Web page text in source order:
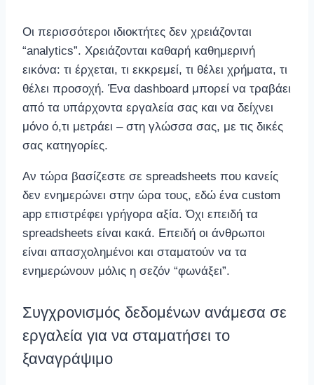
Οι περισσότεροι ιδιοκτήτες δεν χρειάζονται
“analytics”. Χρειάζονται καθαρή καθημερινή
εικόνα: τι έρχεται, τι εκκρεμεί, τι θέλει χρήματα, τι
θέλει προσοχή. Ένα dashboard μπορεί να τραβάει
από τα υπάρχοντα εργαλεία σας και να δείχνει
μόνο ό,τι μετράει – στη γλώσσα σας, με τις δικές
σας κατηγορίες.
Αν τώρα βασίζεστε σε spreadsheets που κανείς
δεν ενημερώνει στην ώρα τους, εδώ ένα custom
app επιστρέφει γρήγορα αξία. Όχι επειδή τα
spreadsheets είναι κακά. Επειδή οι άνθρωποι
είναι απασχολημένοι και σταματούν να τα
ενημερώνουν μόλις η σεζόν “φωνάξει”.
Συγχρονισμός δεδομένων ανάμεσα σε
εργαλεία για να σταματήσει το
ξαναγράψιμο